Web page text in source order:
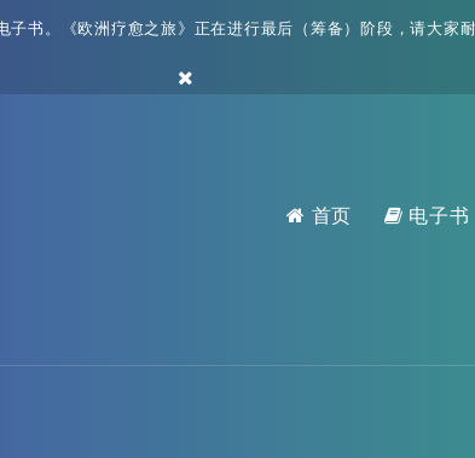
书。《欧洲疗愈之旅》正在进行最后（筹备）阶段，请大
首页 电子书